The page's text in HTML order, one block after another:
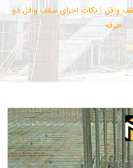
وافل | نکات اجرای سقف وافل دو
طرفه